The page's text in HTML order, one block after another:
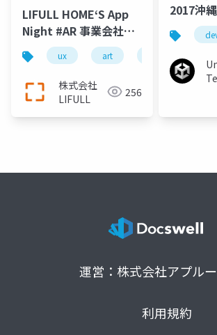
LIFULL HOME‘S App
Night #AR 事業会社の
UX設計かいつまみ話
ux art
株式会社
LIFULL
256
2017沖
発する
便利な面
コレ
運営：株式会社アプル
利用規約